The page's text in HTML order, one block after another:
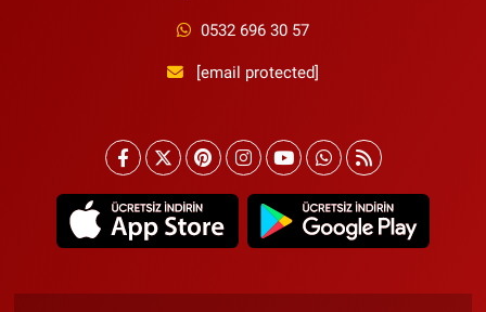
0532 696 30 57
[email protected]